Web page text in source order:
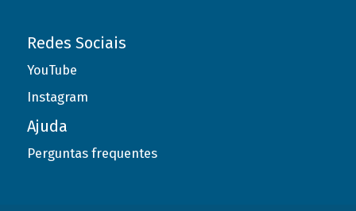
Redes Sociais
YouTube
Instagram
Ajuda
Perguntas frequentes